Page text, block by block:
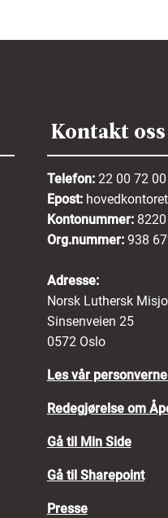
Kontakt oss
Telefon: 22 00 72
Epost:
Kontonummer:
Org.nummer: 938
Adresse:
Norsk Luthersk
Sinsenveien 25
0572 Oslo
Les vår
Redegjørelse om
Gå til Min Side
Gå til Sharepoint
Presse